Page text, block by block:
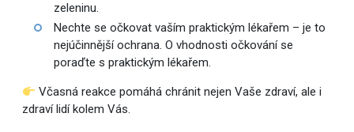
zeleninu.
Nechte se očkovat vaším praktickým lékařem – je to
nejúčinnější ochrana. O vhodnosti očkování se
poraďte s praktickým lékařem.
Včasná reakce pomáhá chránit nejen Vaše zdraví, ale i
zdraví lidí kolem Vás.